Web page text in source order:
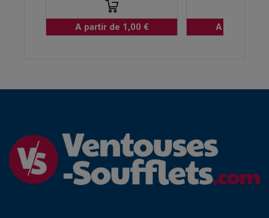
A partir de 1,00 € A partir de